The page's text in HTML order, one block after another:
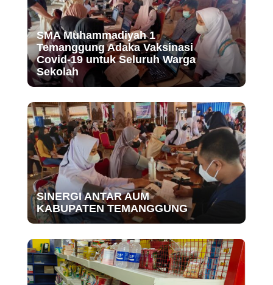
SMA Muhammadiyah 1
Temanggung Adaka Vaksinasi
Covid-19 untuk Seluruh Warga
Sekolah
SINERGI ANTAR AUM
KABUPATEN TEMANGGUNG